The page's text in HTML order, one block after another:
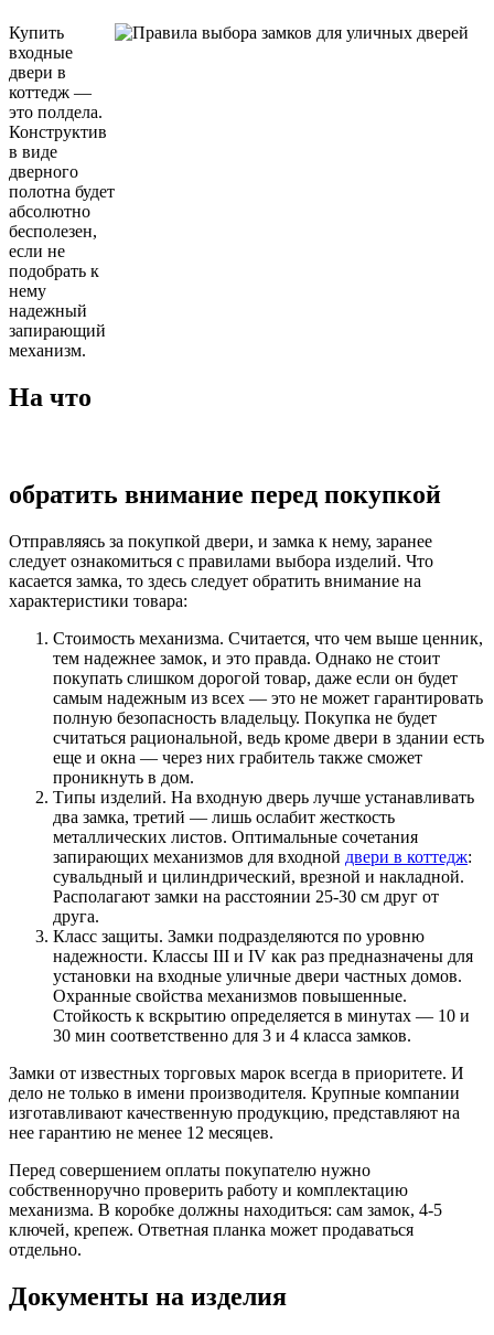
Купить
входные
двери в
коттедж —
это полдела.
Конструктив
в виде
дверного
полотна будет
абсолютно
бесполезен,
если не
подобрать к
нему
надежный
запирающий
механизм.
На что
обратить внимание перед покупкой
Отправляясь за покупкой двери, и замка к нему, заранее
следует ознакомиться с правилами выбора изделий. Что
касается замка, то здесь следует обратить внимание на
характеристики товара:
Стоимость механизма. Считается, что чем выше ценник,
тем надежнее замок, и это правда. Однако не стоит
покупать слишком дорогой товар, даже если он будет
самым надежным из всех — это не может гарантировать
полную безопасность владельцу. Покупка не будет
считаться рациональной, ведь кроме двери в здании есть
еще и окна — через них грабитель также сможет
проникнуть в дом.
Типы изделий. На входную дверь лучше устанавливать
два замка, третий — лишь ослабит жесткость
металлических листов. Оптимальные сочетания
запирающих механизмов для входной двери в коттедж:
сувальдный и цилиндрический, врезной и накладной.
Располагают замки на расстоянии 25-30 см друг от
друга.
Класс защиты. Замки подразделяются по уровню
надежности. Классы III и IV как раз предназначены для
установки на входные уличные двери частных домов.
Охранные свойства механизмов повышенные.
Стойкость к вскрытию определяется в минутах — 10 и
30 мин соответственно для 3 и 4 класса замков.
Замки от известных торговых марок всегда в приоритете. И
дело не только в имени производителя. Крупные компании
изготавливают качественную продукцию, представляют на
нее гарантию не менее 12 месяцев.
Перед совершением оплаты покупателю нужно
собственноручно проверить работу и комплектацию
механизма. В коробке должны находиться: сам замок, 4-5
ключей, крепеж. Ответная планка может продаваться
отдельно.
Документы на изделия